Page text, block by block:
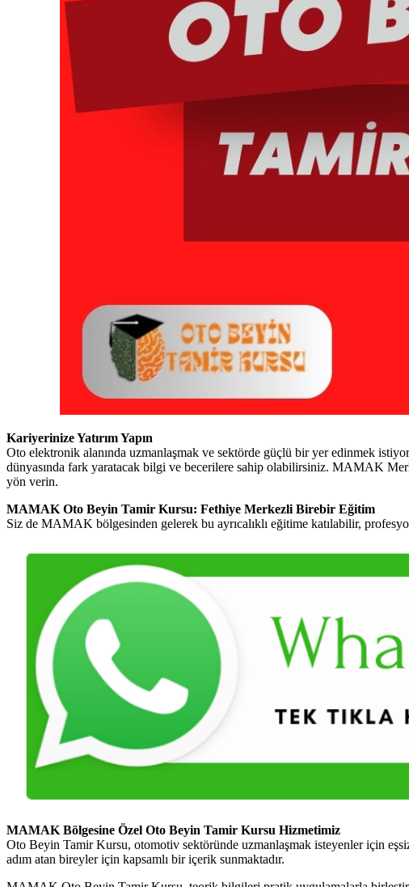
Kariyerinize Yatırım Yapın
Oto elektronik alanında uzmanlaşmak ve sektörde güçlü bir yer edinmek
dünyasında fark yaratacak bilgi ve becerilere sahip olabilirsiniz. MAMAK
yön verin.
MAMAK Oto Beyin Tamir Kursu: Fethiye Merkezli Birebir Eğitim
Siz de MAMAK bölgesinden gelerek bu ayrıcalıklı eğitime katılabilir,
MAMAK Bölgesine Özel Oto Beyin Tamir Kursu Hizmetimiz
Oto Beyin Tamir Kursu, otomotiv sektöründe uzmanlaşmak isteyenler için
adım atan bireyler için kapsamlı bir içerik sunmaktadır.